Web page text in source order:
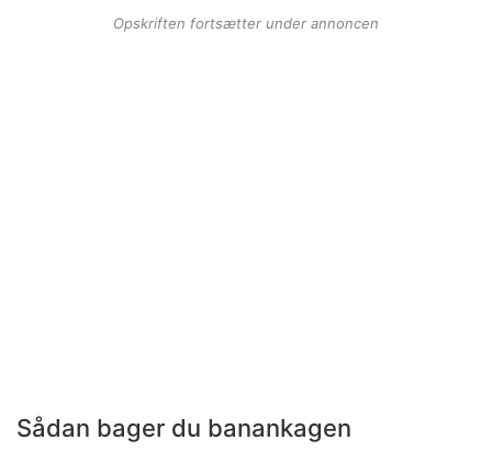
Opskriften fortsætter under annoncen
Sådan bager du banankagen